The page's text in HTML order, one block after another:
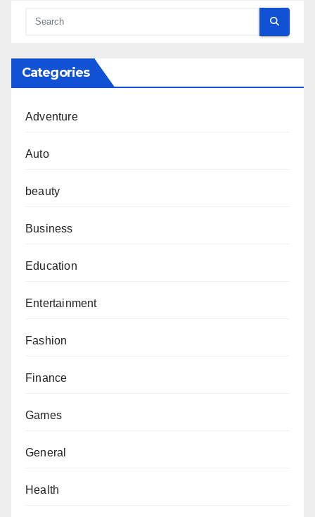
Categories
Adventure
Auto
beauty
Business
Education
Entertainment
Fashion
Finance
Games
General
Health